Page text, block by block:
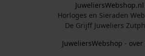
JuweliersWebshop.nl
Horloges en Sieraden
De Grijff Juweliers
JuweliersWebshop - over